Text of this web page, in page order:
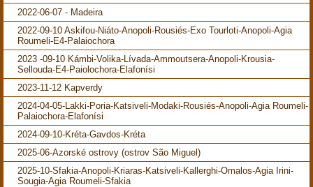
2022-06-07 - Madeira
2022-09-10 Askifou-Niáto-Anopoli-Rousiés-Exo Tourloti-Anopoli-Agia
Roumeli-E4-Palaiochora
2023 -09-10 Kámbi-Volika-Lívada-Ammoutsera-Anopoli-Krousia-
Sellouda-E4-Paiolochora-Elafonísi
2023-11-12 Kapverdy
2024-04-05-Lakki-Poria-Katsiveli-Modaki-Rousiés-Anopoli-Agia Roumeli-
Palaiochora-Elafonísi
2024-09-10-Kréta-Gavdos-Kréta
2025-06-Azorské ostrovy (ostrov São Miguel)
2025-10-Sfakia-Anopoli-Kriaras-Katsiveli-Kallerghi-Omalos-Agia Irini-
Sougia-Agia Roumeli-Sfakia